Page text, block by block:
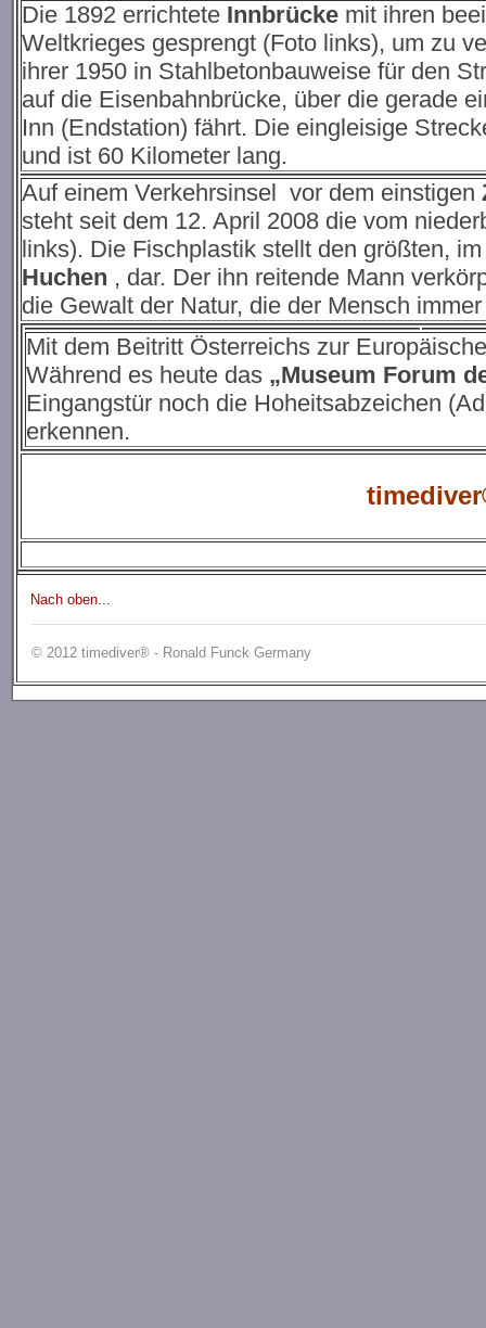
Die 1892 errichtete Innbrücke mit ihren
Weltkrieges gesprengt (Foto links), um zu
ihrer 1950 in Stahlbetonbauweise für den
auf die Eisenbahnbrücke, über die gerade
Inn (Endstation) fährt. Die eingleisige
und ist 60 Kilometer lang.
Auf einem Verkehrsinsel vor dem einstigen
steht seit dem 12. April 2008 die vom
links). Die Fischplastik stellt den größten,
Huchen , dar. Der ihn reitende Mann
die Gewalt der Natur, die der Mensch
Mit dem Beitritt Österreichs zur
Während es heute das „Museum Forum
Eingangstür noch die Hoheitsabzeichen
erkennen.
Nach oben...
© 2012 timediver® - Ronald Funck Germany